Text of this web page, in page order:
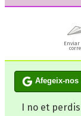
Enviar
Afegeix-
I no et